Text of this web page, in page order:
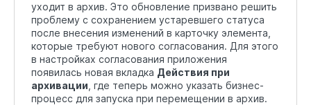
уходит в архив. Это обновление призвано решить
проблему с сохранением устаревшего статуса
после внесения изменений в карточку элемента,
которые требуют нового согласования. Для этого
в настройках согласования приложения
появилась новая вкладка Действия при
архивации , где теперь можно указать бизнес-
процесс для запуска при перемещении в архив.